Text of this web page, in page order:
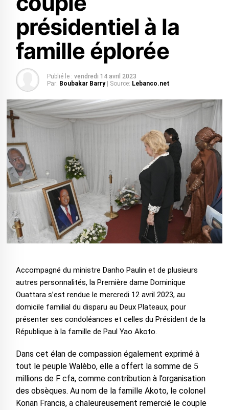
présidentiel à la
famille éplorée
Publié le : vendredi 14 avril 2023
Par: Boubakar Barry | Source: Lebanco.net
Accompagné du ministre Danho Paulin et de plusieurs
autres personnalités, la Première dame Dominique
Ouattara s’est rendue le mercredi 12 avril 2023, au
domicile familial du disparu au Deux Plateaux, pour
présenter ses condoléances et celles du Président de la
République à la famille de Paul Yao Akoto.
Dans cet élan de compassion également exprimé à
tout le peuple Walèbo, elle a offert la somme de 5
millions de F cfa, comme contribution à l’organisation
des obsèques. Au nom de la famille Akoto, le colonel
Konan Francis, a chaleureusement remercié le couple